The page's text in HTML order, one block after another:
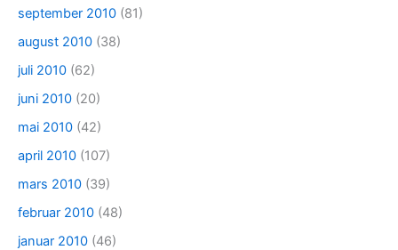
september 2010 (81)
august 2010 (38)
juli 2010 (62)
juni 2010 (20)
mai 2010 (42)
april 2010 (107)
mars 2010 (39)
februar 2010 (48)
januar 2010 (46)